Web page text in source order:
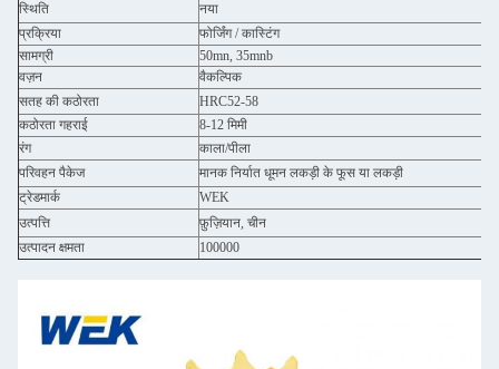
स्थिति
नया
प्रक्रिया
फोर्जिंग / कास्टिंग
सामग्री
50mn, 35mnb
वज़न
वैकल्पिक
सतह की कठोरता
HRC52-58
कठोरता गहराई
8-12 मिमी
रंग
काला/पीला
परिवहन पैकेज
मानक निर्यात धूमन लकड़ी के फूस या लकड़ी
ट्रेडमार्क
WEK
उत्पत्ति
फ़ुज़ियान, चीन
उत्पादन क्षमता
100000